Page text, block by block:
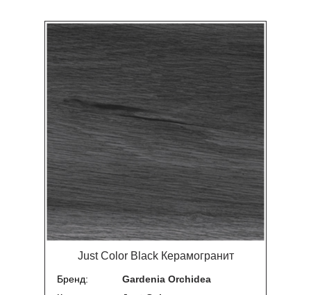
Just Color Black Керамогранит
Бренд
Gardenia Orchidea